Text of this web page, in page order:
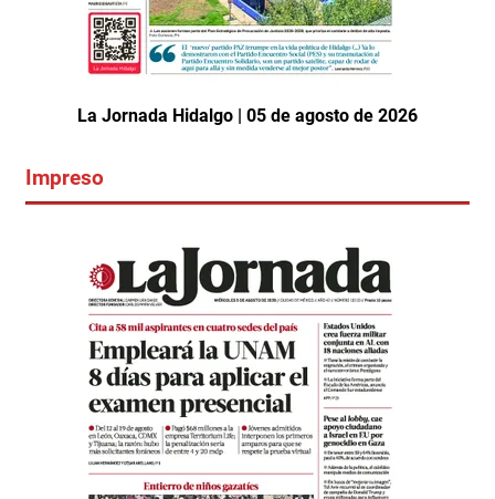
La Jornada Hidalgo | 05 de agosto de 2026
Impreso